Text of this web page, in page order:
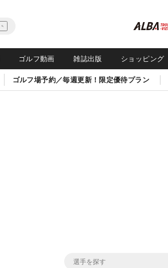
ゴルフ動画 雑誌出版 ショッピング
ゴルフ場予約／毎週更新！限定優待プラン